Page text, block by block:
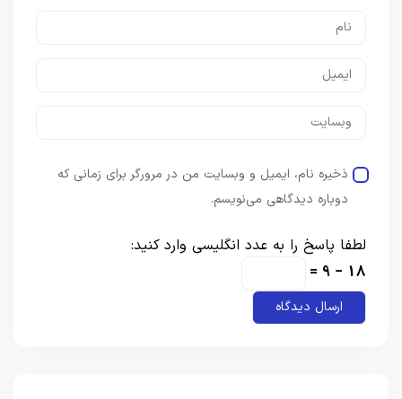
ذخیره نام، ایمیل و وبسایت من در مرورگر برای زمانی که
دوباره دیدگاهی می‌نویسم.
لطفا پاسخ را به عدد انگلیسی وارد کنید:
18 − 9 =